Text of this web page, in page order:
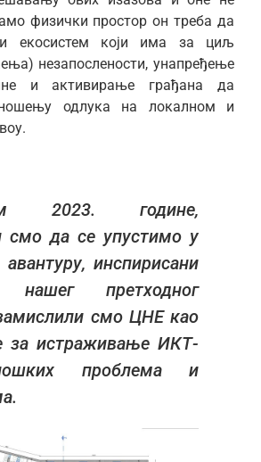
физички простор он треба да
екосистем који има за циљ
незапослености, унапређење
и активирање грађана да
одлука на локалном и
2023. године,
смо да се упустимо у
инспирисани
нашег претходног
смо ЦНЕ као
за истраживање ИКТ-
проблема и